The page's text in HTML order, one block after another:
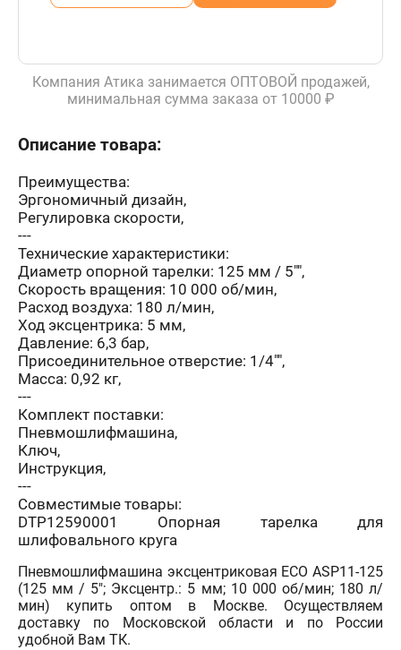
Компания Атика занимается ОПТОВОЙ продажей,
минимальная сумма заказа от 10000 ₽
Описание товара:
Преимущества:
Эргономичный дизайн,
Регулировка скорости,
---
Технические характеристики:
Диаметр опорной тарелки: 125 мм / 5"",
Скорость вращения: 10 000 об/мин,
Расход воздуха: 180 л/мин,
Ход эксцентрика: 5 мм,
Давление: 6,3 бар,
Присоединительное отверстие: 1/4"",
Масса: 0,92 кг,
---
Комплект поставки:
Пневмошлифмашина,
Ключ,
Инструкция,
---
Совместимые товары:
DTP12590001 Опорная тарелка для
шлифовального круга
Пневмошлифмашина эксцентриковая ECO ASP11-125
(125 мм / 5"; Эксцентр.: 5 мм; 10 000 об/мин; 180 л/
мин) купить оптом в Москве. Осуществляем
доставку по Московской области и по России
удобной Вам ТК.